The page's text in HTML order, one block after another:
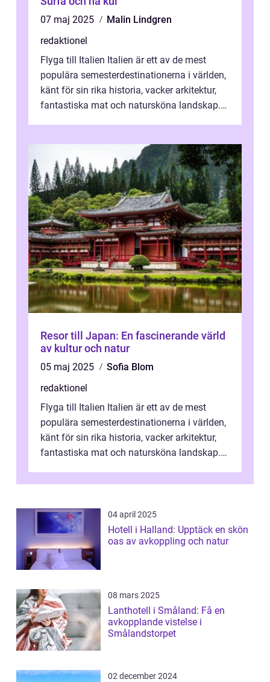
07 maj 2025
Malin Lindgren
redaktionel
Flyga till Italien Italien är ett av de mest
populära semesterdestinationerna i världen,
känt för sin rika historia, vacker arkitektur,
fantastiska mat och natursköna landskap.
Resor till Japan: En fascinerande värld
av kultur och natur
05 maj 2025
Sofia Blom
redaktionel
Flyga till Italien Italien är ett av de mest
populära semesterdestinationerna i världen,
känt för sin rika historia, vacker arkitektur,
fantastiska mat och natursköna landskap.
04 april 2025
Hotell i Halland: Upptäck en skön
oas av avkoppling och natur
08 mars 2025
Lanthotell i Småland: Få en
avkopplande vistelse i
Smålandstorpet
02 december 2024